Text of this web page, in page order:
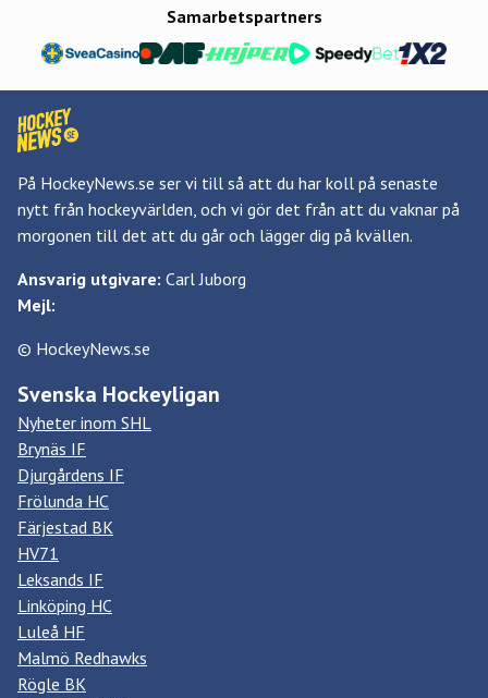
Samarbetspartners
På HockeyNews.se ser vi till så att du har koll på senaste
nytt från hockeyvärlden, och vi gör det från att du vaknar på
morgonen till det att du går och lägger dig på kvällen.
Ansvarig utgivare: Carl Juborg
Mejl:
© HockeyNews.se
Svenska Hockeyligan
Nyheter inom SHL
Brynäs IF
Djurgårdens IF
Frölunda HC
Färjestad BK
HV71
Leksands IF
Linköping HC
Luleå HF
Malmö Redhawks
Rögle BK